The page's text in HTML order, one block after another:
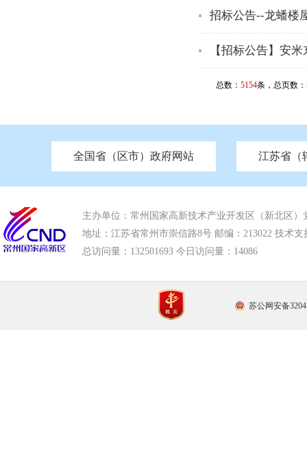
招标公告--龙蟠楼
【招标公告】安
总数： 5154条，总页数：
全国省（区市）政府网站
北京 天津 重庆 河南 河北 山西
江苏省（
中国江苏 南京市政府 苏州市政府 无锡
市发改委 市工信局 市教育局 市科技局 市
市应急管理局 市审计局 市外事办 市生态
主办单位：常州国家高新技术产业开发区（新北区）
地址：江苏省常州市崇信路8号 邮编：213022 技术支
总访问量： 132501693 今日访问量： 14086
苏公网安备